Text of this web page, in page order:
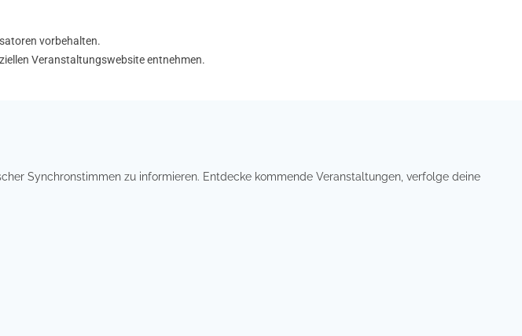
vorbehalten.
Veranstaltungswebsite entnehmen.
Synchronstimmen zu informieren. Entdecke kommende Veranstaltungen, verfolge deine